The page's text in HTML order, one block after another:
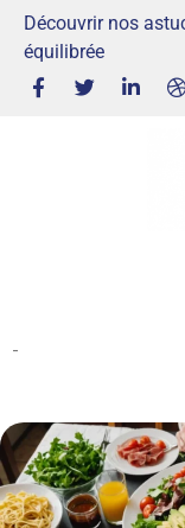
Découvrir nos
équilibrée
-